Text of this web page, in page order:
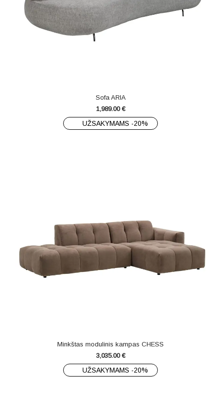
Sofa ARIA
1,989.00 €
UŽSAKYMAMS -20%
Minkštas modulinis kampas CHESS
3,035.00 €
UŽSAKYMAMS -20%